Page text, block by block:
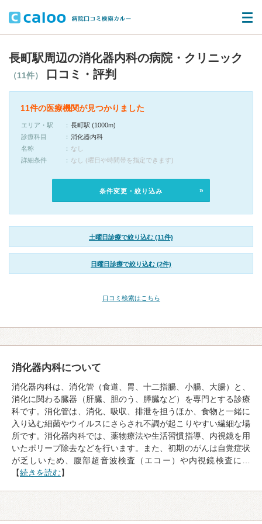
長町駅周辺の消化器内科の病院・クリニック
（11件） 口コミ・評判
11件の医療機関が見つかりました
エリア・駅
長町駅 (1000m)
診療科目
消化器内科
名称
なし
詳細条件
なし (曜日や時間帯を指定できます)
条件変更・絞り込み
土曜日診療で絞り込む (11件)
日曜日診療で絞り込む (2件)
口コミ検索はこちら
消化器内科について
消化器内科は、消化管（食道、胃、十二指腸、小腸、大腸）と、
消化に関わる臓器（肝臓、胆のう、膵臓など）を専門とする診療
科です。消化管は、消化、吸収、排泄を担うほか、食物と一緒に
入り込む細菌やウイルスにさらされ不調が起こりやすい繊細な場
所です。消化器内科では、薬物療法や生活習慣指導、内視鏡を用
いたポリープ除去などを行います。また、初期のがんは自覚症状
が乏しいため、腹部超音波検査（エコー）や内視鏡検査に…
【続きを読む】